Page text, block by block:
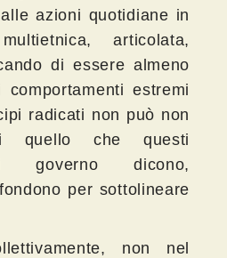
azioni quotidiane in
articolata,
di essere almeno
comportamenti estremi
radicati non può non
quello che questi
governo dicono,
per sottolineare
non nel